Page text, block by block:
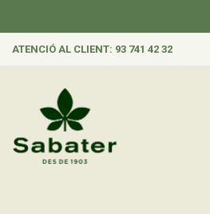
ATENCIÓ AL CLIENT: 93 741 42 32